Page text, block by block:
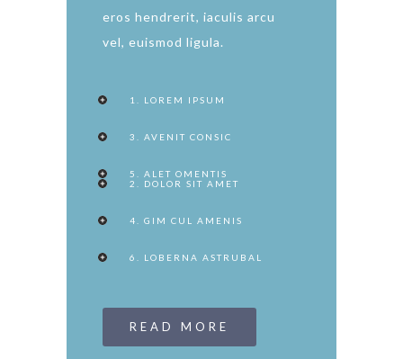
eros hendrerit, iaculis arcu
vel, euismod ligula.
1. LOREM IPSUM
3. AVENIT CONSIC
5. ALET OMENTIS
2. DOLOR SIT AMET
4. GIM CUL AMENIS
6. LOBERNA ASTRUBAL
READ MORE